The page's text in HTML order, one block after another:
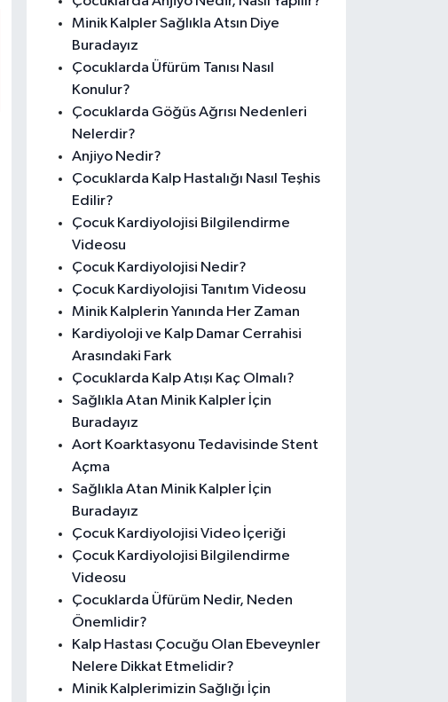
Minik Kalpler Sağlıkla Atsın Diye
Buradayız
Çocuklarda Üfürüm Tanısı Nasıl
Konulur?
Çocuklarda Göğüs Ağrısı Nedenleri
Nelerdir?
Anjiyo Nedir?
Çocuklarda Kalp Hastalığı Nasıl Teşhis
Edilir?
Çocuk Kardiyolojisi Bilgilendirme
Videosu
Çocuk Kardiyolojisi Nedir?
Çocuk Kardiyolojisi Tanıtım Videosu
Minik Kalplerin Yanında Her Zaman
Kardiyoloji ve Kalp Damar Cerrahisi
Arasındaki Fark
Çocuklarda Kalp Atışı Kaç Olmalı?
Sağlıkla Atan Minik Kalpler İçin
Buradayız
Aort Koarktasyonu Tedavisinde Stent
Açma
Sağlıkla Atan Minik Kalpler İçin
Buradayız
Çocuk Kardiyolojisi Video İçeriği
Çocuk Kardiyolojisi Bilgilendirme
Videosu
Çocuklarda Üfürüm Nedir, Neden
Önemlidir?
Kalp Hastası Çocuğu Olan Ebeveynler
Nelere Dikkat Etmelidir?
Minik Kalplerimizin Sağlığı İçin